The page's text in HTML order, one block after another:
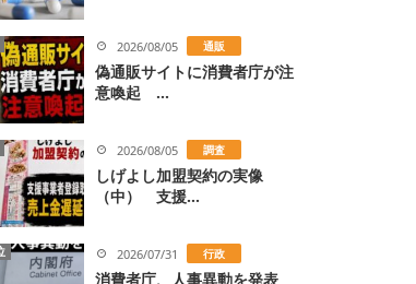
2026/08/05 通販
偽通販サイトに消費者庁が注
意喚起 ...
2026/08/05 調査
しげよし加盟契約の実像
（中） 支援...
2026/07/31 行政
消費者庁、人事異動を発表